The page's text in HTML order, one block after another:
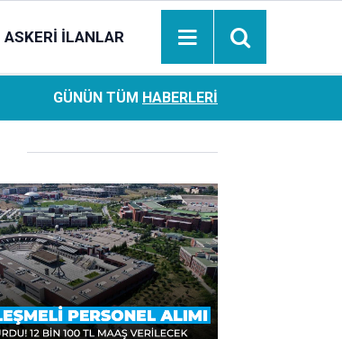
ASKERI İLANLAR
Ziraat Bankası başvuran emeklilere hemen ödeme
hesaplara geçiyor
GÜNÜN TÜM HABERLERI